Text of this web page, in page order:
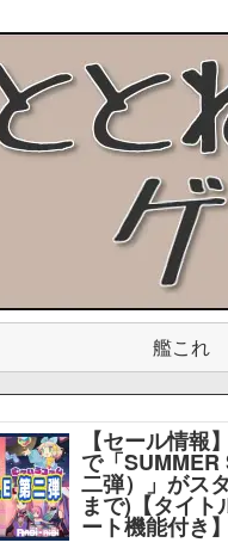
艦これ
【セール情報
で「
二弾）」がス
まで)【タイト
ート機能付き】